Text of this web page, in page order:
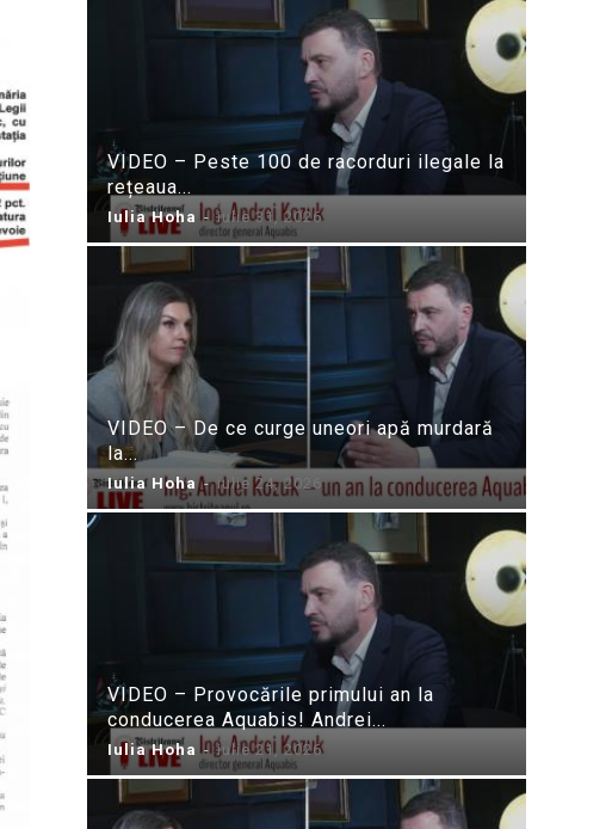
VIDEO – Peste 100 de racorduri ilegale la
rețeaua...
Iulia Hoha - iulie 31, 2026
VIDEO – De ce curge uneori apă murdară
la...
Iulia Hoha - iulie 24, 2026
VIDEO – Provocările primului an la
conducerea Aquabis! Andrei...
Iulia Hoha - iulie 21, 2026